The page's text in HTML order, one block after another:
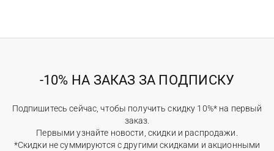
-10% НА ЗАКАЗ ЗА ПОДПИСКУ
Подпишитесь сейчас, чтобы получить скидку 10%* на первый
заказ.
Первыми узнайте новости, скидки и распродажи.
*Скидки не суммируются с другими скидками и акционными